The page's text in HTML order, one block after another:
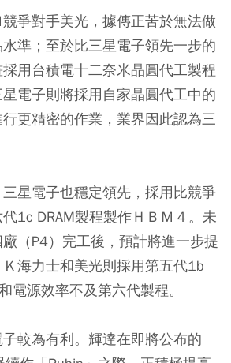
爭對手美光，據傳正苦於無法做
準；至於比三星電子領先一步的
採用台積電十二奈米晶圓代工製程
電子則將採用自家晶圓代工中的
更精密的作業，業界因此認為三
星電子也穩定領先，採用比競爭
1c DRAM製程製作ＨＢＭ４。未
（P4）完工後，預計將進一步提
海力士和美光則採用第五代1b
電源效率不及第六代製程。
較為有利。輝達在即將公布的